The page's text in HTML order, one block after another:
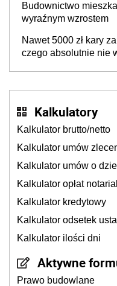
Budownictwo
wyraźnym wzrostem
Nawet 5000 zł kary
czego absolutnie nie
Kalkulatory
Kalkulator brutto/netto
Kalkulator umów
Kalkulator umów o
Kalkulator opłat
Kalkulator kredytowy
Kalkulator odsetek
Kalkulator ilości dni
Aktywne
Prawo budowlane